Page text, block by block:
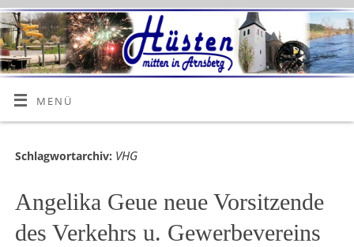
MENÜ
Schlagwortarchiv: VHG
Angelika Geue neue Vorsitzende
des Verkehrs u. Gewerbevereins